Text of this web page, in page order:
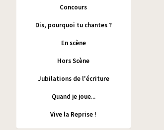
Concours
Dis, pourquoi tu chantes ?
En scène
Hors Scène
Jubilations de l'écriture
Quand je joue...
Vive la Reprise !